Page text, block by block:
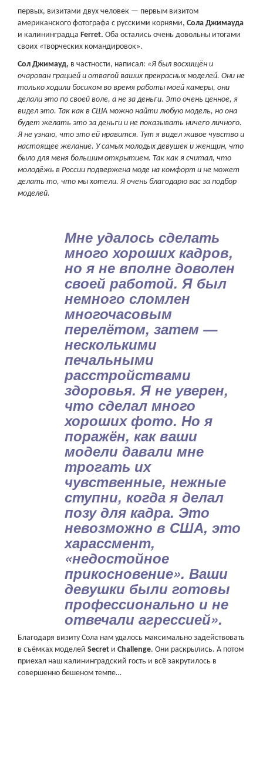
первых, визитами двух человек — первым визитом
американского фотографа с русскими корнями, Сола Джимауда
и калининградца Ferret. Оба остались очень довольны итогами
своих «творческих командировок».
Сол Джимауд, в частности, написал: «Я был восхищён и
очарован грацией и отвагой ваших прекрасных моделей. Они не
только ходили босиком во время работы моей камеры, они
делали это по своей воле, а не за деньги. Это очень ценное, я
видел это. Так как в США можно найти любую модель, но она
будет желать это за деньги и не показывать ничего личного.
Я не узнаю, что это ей нравится. Тут я видел живое чувство и
настоящее желание. У самых молодых девушек и женщин, что
было для меня большим открытием. Так как я считал, что
молодёжь в России подвержена моде на комфорт и не может
делать то, что мы хотели. Я очень благодарю вас за подбор
моделей.
Мне удалось сделать
много хороших кадров,
но я не вполне доволен
своей работой. Я был
немного сломлен
многочасовым
перелётом, затем —
несколькими
печальными
расстройствами
здоровья. Я не уверен,
что сделал много
хороших фото. Но я
поражён, как ваши
модели давали мне
трогать их
чувственные, нежные
ступни, когда я делал
позу для кадра. Это
невозможно в США, это
харассмент,
«недостойное
прикосновение». Ваши
девушки были готовы
профессионально и не
отвечали агрессией».
Благодаря визиту Сола нам удалось максимально задействовать
в съёмках моделей Secret и Challenge. Они раскрылись. А потом
приехал наш калининградский гость и всё закрутилось в
совершенно бешеном темпе…